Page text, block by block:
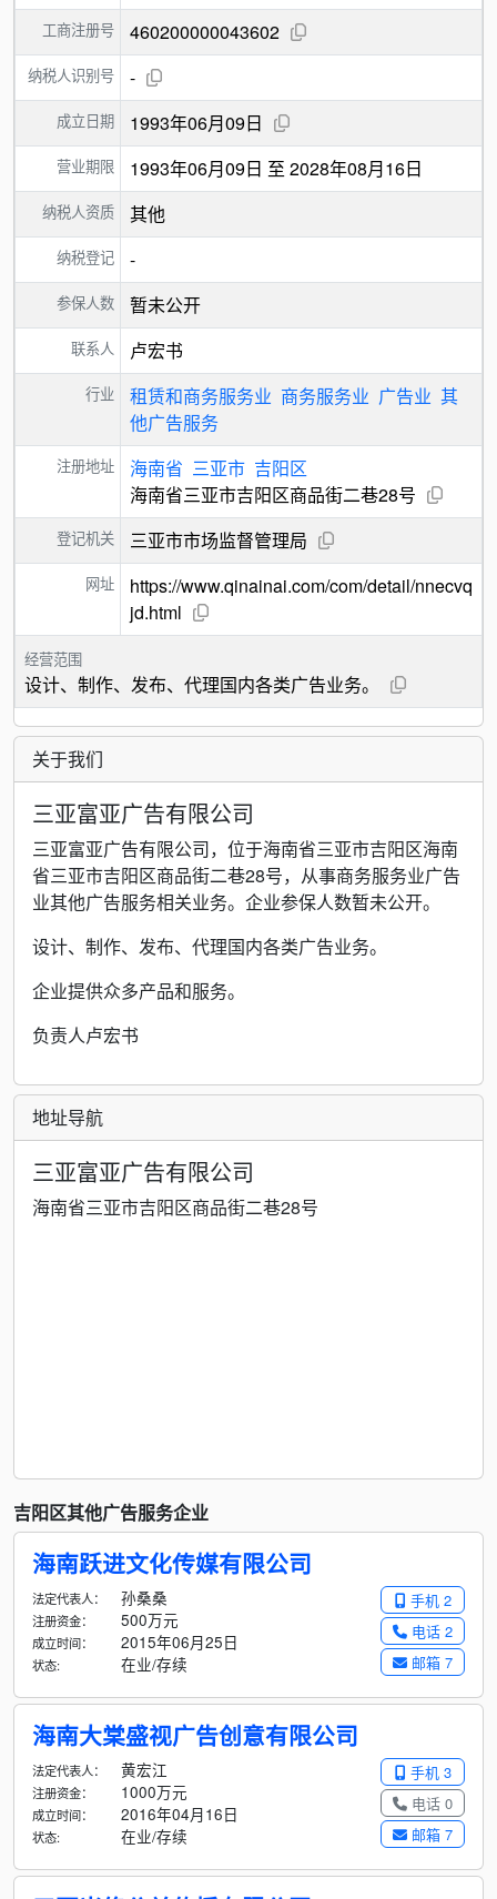
工商注册号 460200000043602
纳税人识别号 -
成立日期 1993年06月09日
营业期限 1993年06月09日 至 2028年08月16日
纳税人资质 其他
纳税登记 -
参保人数 暂未公开
联系人 卢宏书
行业 租赁和商务服务业 商务服务业 广告业 其
他广告服务
注册地址 海南省 三亚市 吉阳区
海南省三亚市吉阳区商品街二巷28号
登记机关 三亚市市场监督管理局
网址
https://www.qinainai.com/com/detail/nnecvq
jd.html
经营范围
设计、制作、发布、代理国内各类广告业务。
关于我们
三亚富亚广告有限公司
三亚富亚广告有限公司，位于海南省三亚市吉阳区海南
省三亚市吉阳区商品街二巷28号，从事商务服务业广告
业其他广告服务相关业务。企业参保人数暂未公开。
设计、制作、发布、代理国内各类广告业务。
企业提供众多产品和服务。
负责人卢宏书
地址导航
三亚富亚广告有限公司
海南省三亚市吉阳区商品街二巷28号
吉阳区其他广告服务企业
海南跃进文化传媒有限公司
手机 2
电话 2
邮箱 7
法定代表人： 孙桑桑
注册资金： 500万元
成立时间： 2015年06月25日
状态: 在业/存续
海南大棠盛视广告创意有限公司
手机 3
电话 0
邮箱 7
法定代表人： 黄宏江
注册资金： 1000万元
成立时间： 2016年04月16日
状态: 在业/存续